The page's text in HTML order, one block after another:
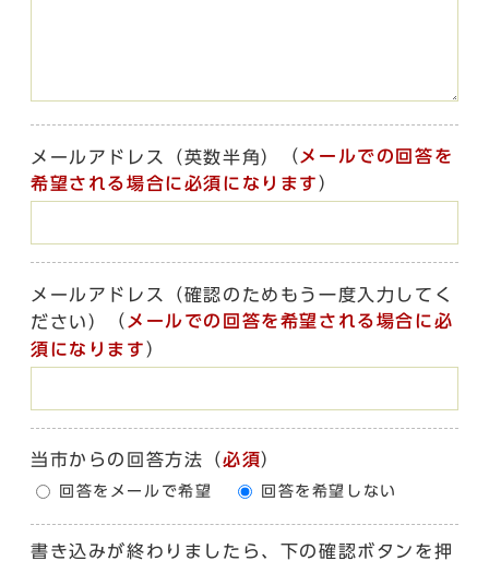
メールアドレス（英数半角） （ メールでの回答を
希望される場合に必須になります ）
メールアドレス（確認のためもう一度入力してく
ださい）
（ メールでの回答を希望される場合に必
須になります ）
当市からの回答方法 （必須）
回答をメールで希望 回答を希望しない
書き込みが終わりましたら、下の確認ボタンを押